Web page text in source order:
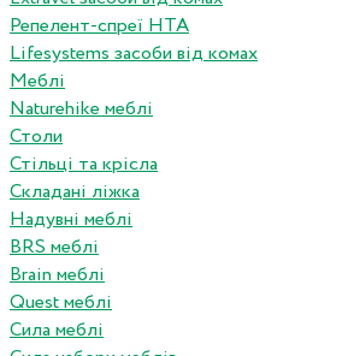
Репелент-спреї HTA
Lifesystems засоби від комах
Меблі
Naturehike меблі
Столи
Стільці та крісла
Складані ліжка
Надувні меблі
BRS меблі
Brain меблі
Quest меблі
Сила меблі